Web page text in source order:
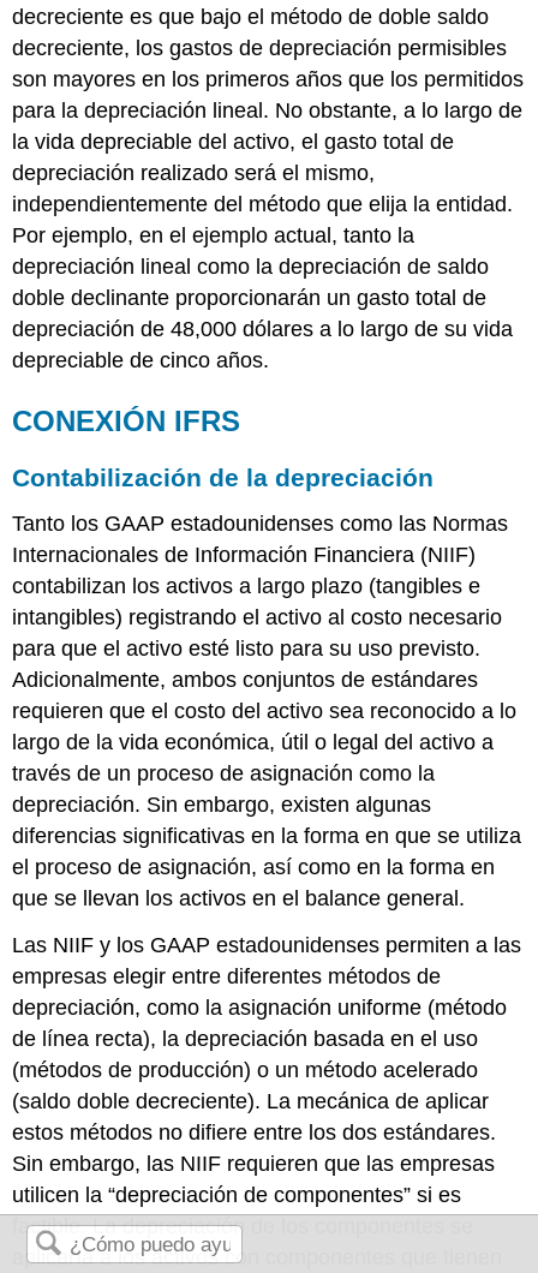
decreciente es que bajo el método de doble saldo
decreciente, los gastos de depreciación permisibles
son mayores en los primeros años que los permitidos
para la depreciación lineal. No obstante, a lo largo de
la vida depreciable del activo, el gasto total de
depreciación realizado será el mismo,
independientemente del método que elija la entidad.
Por ejemplo, en el ejemplo actual, tanto la
depreciación lineal como la depreciación de saldo
doble declinante proporcionarán un gasto total de
depreciación de 48,000 dólares a lo largo de su vida
depreciable de cinco años.
CONEXIÓN IFRS
Contabilización de la depreciación
Tanto los GAAP estadounidenses como las Normas
Internacionales de Información Financiera (NIIF)
contabilizan los activos a largo plazo (tangibles e
intangibles) registrando el activo al costo necesario
para que el activo esté listo para su uso previsto.
Adicionalmente, ambos conjuntos de estándares
requieren que el costo del activo sea reconocido a lo
largo de la vida económica, útil o legal del activo a
través de un proceso de asignación como la
depreciación. Sin embargo, existen algunas
diferencias significativas en la forma en que se utiliza
el proceso de asignación, así como en la forma en
que se llevan los activos en el balance general.
Las NIIF y los GAAP estadounidenses permiten a las
empresas elegir entre diferentes métodos de
depreciación, como la asignación uniforme (método
de línea recta), la depreciación basada en el uso
(métodos de producción) o un método acelerado
(saldo doble decreciente). La mecánica de aplicar
estos métodos no difiere entre los dos estándares.
Sin embargo, las NIIF requieren que las empresas
utilicen la “depreciación de componentes” si es
factible. La depreciación de los componentes se
aplicaría a los activos con componentes que tienen